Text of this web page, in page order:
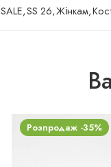
SALE,SS 26,Жінкам,
Розпродаж -35%